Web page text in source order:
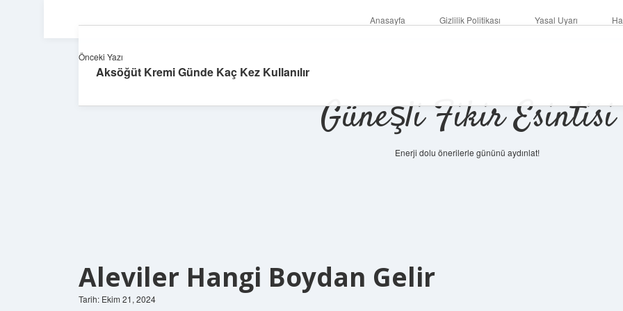
Anasayfa Gizlilik Politikası Yasal Uyarı
Güneşli Fikir Esintisi
Enerji dolu önerilerle gününü aydınlat!
Aleviler Hangi Boydan Gelir
Tarih: Ekim 21, 2024
Önceki Yazı
Aksöğüt Kremi Günde Kaç Kez Kullanılır